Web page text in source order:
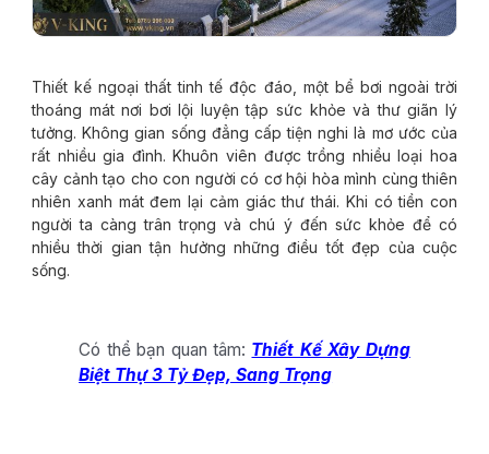
Thiết kế ngoại thất tinh tế độc đáo, một bể bơi ngoài trời
thoáng mát nơi bơi lội luyện tập sức khỏe và thư giãn lý
tưởng. Không gian sống đẳng cấp tiện nghi là mơ ước của
rất nhiều gia đình. Khuôn viên được trồng nhiều loại hoa
cây cảnh tạo cho con người có cơ hội hòa mình cùng thiên
nhiên xanh mát đem lại cảm giác thư thái. Khi có tiền con
người ta càng trân trọng và chú ý đến sức khỏe để có
nhiều thời gian tận hưởng những điều tốt đẹp của cuộc
sống.
Có thể bạn quan tâm: Thiết Kế Xây Dựng
Biệt Thự 3 Tỷ Đẹp, Sang Trọng